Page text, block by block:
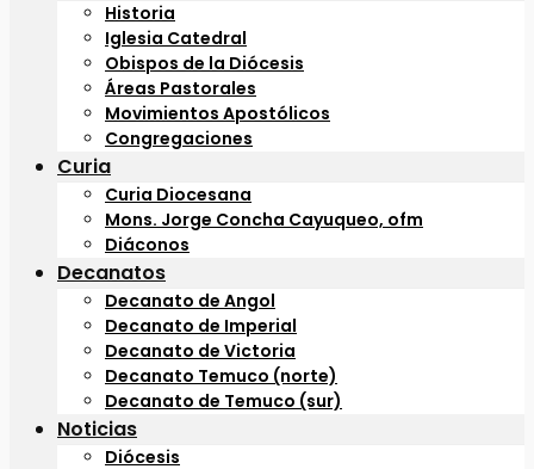
Historia
Iglesia Catedral
Obispos de la Diócesis
Áreas Pastorales
Movimientos Apostólicos
Congregaciones
Curia
Curia Diocesana
Mons. Jorge Concha Cayuqueo, ofm
Diáconos
Decanatos
Decanato de Angol
Decanato de Imperial
Decanato de Victoria
Decanato Temuco (norte)
Decanato de Temuco (sur)
Noticias
Diócesis